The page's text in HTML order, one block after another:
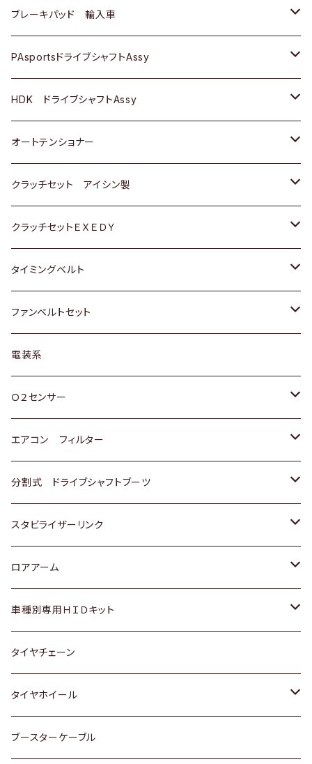
三菱
スバル
ＢＥＮＺ
三菱
スバル
マツダ
三菱
スバル
ダイハツ
マツダ
三菱
スバル
日産
ダイハツ
マツダ
三菱
スバル
日産
ダイハツ
マツダ
三菱
スバル
ホンダ
スズキ
日産
いすゞ
ダイハツ
マツダ
三菱
スバル
日野
ＡＵＤＩ
ＢＥＮＺ
ＢＭＷ
GOLF
ＷＡＧＥＮ
アストロ（シボレー）
クライスラー
ブレーキパッド 輸入車
ＢＥＮＺ
ＢＭＷ
ＷＡＧＥＮ
ＶＯＬＶＯ
PAsportsドライブシャフトAssy
トヨタ
ホンダ
スズキ
日産
ダイハツ
マツダ
三菱
スバル
HDK ドライブシャフトAssy
スズキ
ダイハツ
日産
ホンダ
マツダ
オートテンショナー
トヨタ
クラッチセット アイシン製
ホンダ
スズキ
ダイハツ
マツダ
三菱
スバル
クラッチセットＥＸＥＤＹ
ホンダ
スズキ
日産
ダイハツ
マツダ
三菱
スバル
タイミングベルト
トヨタ
スズキ
ダイハツ
三菱
スバル
ファンベルトセット
トヨタ
ホンダ
スズキ
日産
いすゞ
ダイハツ
マツダ
三菱
スバル
レクサス
電装系
Ｏ２センサー
トヨタ
ホンダ
スズキ
日産
ダイハツ
マツダ
三菱
スバル
エアコン フィルター
トヨタ
ホンダ
スズキ
日産
いすゞ
ダイハツ
マツダ
分割式 ドライブシャフトブーツ
トヨタ
ホンダ
スズキ
日産
ダイハツ
スバル
スタビライザーリンク
トヨタ
ホンダ
スズキ
日産
ダイハツ
ロアアーム
ホンダ
スズキ
日産
ダイハツ
車種別専用ＨＩＤキット
トヨタ
マツダ
タイヤチェーン
タイヤホイール
トヨタ
ブースターケーブル